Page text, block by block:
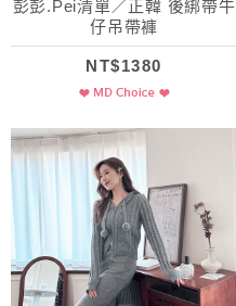
彭彭.Pei清單／正韓 後綁帶牛
仔吊帶褲
NT$1380